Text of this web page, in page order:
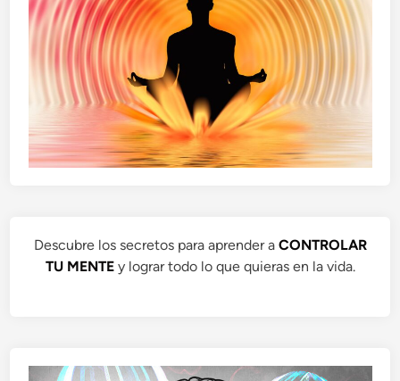
Descubre los secretos para aprender a CONTROLAR
TU MENTEy lograr todo lo que quieras en la vida.